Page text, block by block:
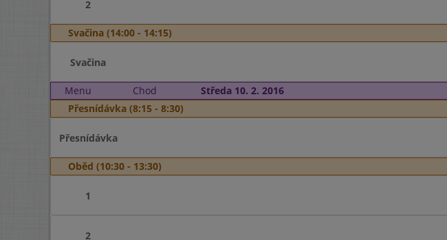
2
Svačina (14:00 - 14:15)
Svačina
Menu Chod
Středa 10. 2. 2016
Přesnídávka (8:15 - 8:30)
Přesnídávka
Oběd (10:30 - 13:30)
1
2